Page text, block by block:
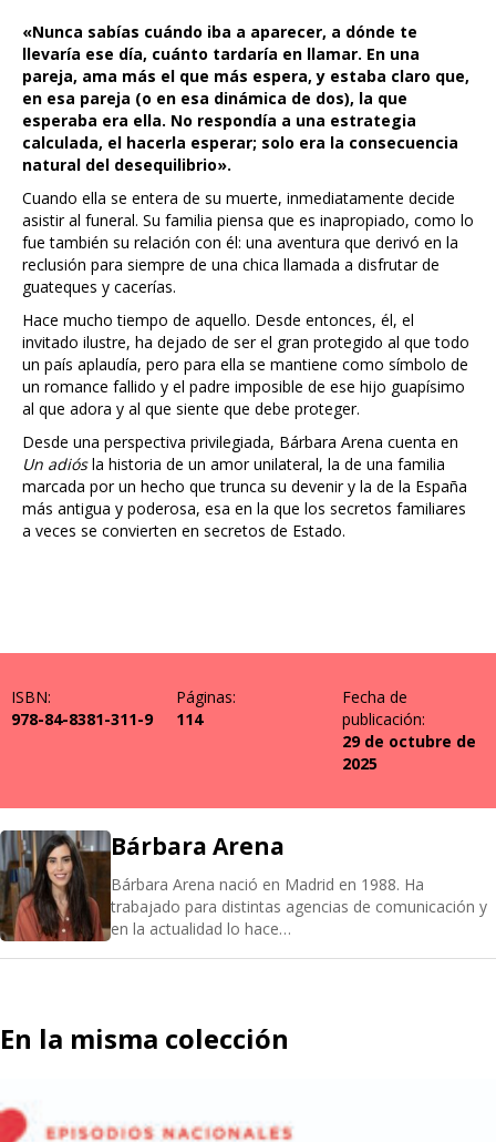
«Nunca sabías cuándo iba a aparecer, a dónde te
llevaría ese día, cuánto tardaría en llamar. En una
pareja, ama más el que más espera, y estaba claro que,
en esa pareja (o en esa dinámica de dos), la que
esperaba era ella. No respondía a una estrategia
calculada, el hacerla esperar; solo era la consecuencia
natural del desequilibrio».
Cuando ella se entera de su muerte, inmediatamente decide
asistir al funeral. Su familia piensa que es inapropiado, como lo
fue también su relación con él: una aventura que derivó en la
reclusión para siempre de una chica llamada a disfrutar de
guateques y cacerías.
Hace mucho tiempo de aquello. Desde entonces, él, el
invitado ilustre, ha dejado de ser el gran protegido al que todo
un país aplaudía, pero para ella se mantiene como símbolo de
un romance fallido y el padre imposible de ese hijo guapísimo
al que adora y al que siente que debe proteger.
Desde una perspectiva privilegiada, Bárbara Arena cuenta en
Un adiósla historia de un amor unilateral, la de una familia
marcada por un hecho que trunca su devenir y la de la España
más antigua y poderosa, esa en la que los secretos familiares
a veces se convierten en secretos de Estado.
ISBN:
978-84-8381-311-9
Páginas:
114
Fecha de
publicación:
29 de octubre de
2025
Bárbara Arena
Bárbara Arena nació en Madrid en 1988. Ha
trabajado para distintas agencias de comunicación y
en la actualidad lo hace…
En la misma colección